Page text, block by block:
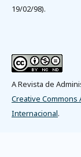
19/02/98).
A Revista de
Creative Commons
Internacional.